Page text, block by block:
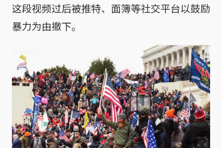
这段视频过后被推特、面簿等社交平台以鼓励
暴力为由撤下。